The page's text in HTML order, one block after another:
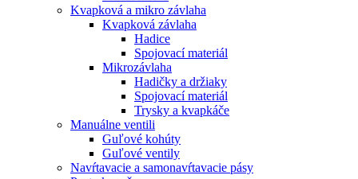
Kvapková a mikro závlaha​
Kvapková závlaha
Hadice
Spojovací materiál
Mikrozávlaha
Hadičky a držiaky
Spojovací materiál
Trysky a kvapkáče
Manuálne ventili
Guľové kohúty
Guľové ventily
Navŕtavacie a samonavŕtavacie pásy